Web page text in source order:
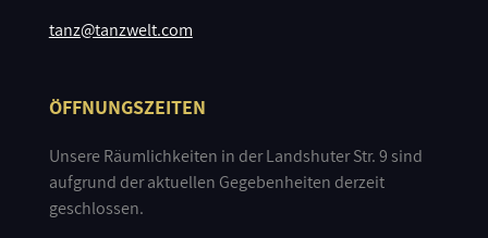
tanz@tanzwelt.com
ÖFFNUNGSZEITEN
Unsere Räumlichkeiten in der Landshuter Str. 9 sind
aufgrund der aktuellen Gegebenheiten derzeit
geschlossen.